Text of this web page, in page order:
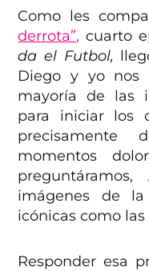
Como les
derrota”, cuarto
da el Futbol,
Diego y yo nos
mayoría de las
para iniciar los
precisamente
momentos
imágenes de
icónicas como
Responder esa